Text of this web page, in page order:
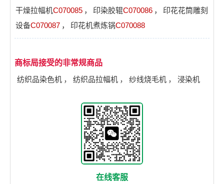
干燥拉幅机C070085 ， 印染胶辊C070086 ，
印花花筒雕刻
设备C070087 ， 印花机煮炼锅C070088
商标局接受的非常规商品
纺织品染色机 ， 纺织品拉幅机 ， 纱线烧毛机 ， 浸染机
在线客服